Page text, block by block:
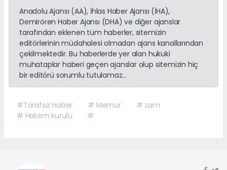
Anadolu Ajansı (AA), İhlas Haber Ajansı (İHA),
Demirören Haber Ajansı (DHA) ve diğer ajanslar
tarafından eklenen tüm haberler, sitemizin
editörlerinin müdahalesi olmadan ajans kanallarından
çekilmektedir. Bu haberlerde yer alan hukuki
muhataplar haberi geçen ajanslar olup sitemizin hiç
bir editörü sorumlu tutulamaz...
#Tarafsız Haber # Memur
# zam
# Hakem kurulu
#